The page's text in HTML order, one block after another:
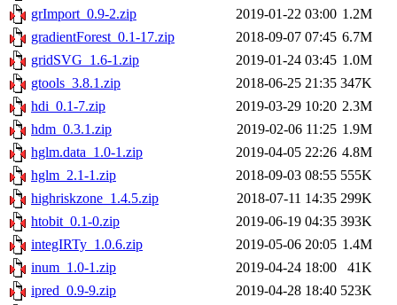
grImport_0.9-2.zip
2019-01-22 03:00 1.2M
gradientForest_0.1-17.zip
2018-09-07 07:45 6.7M
gridSVG_1.6-1.zip
2019-01-24 03:45 1.0M
gtools_3.8.1.zip
2018-06-25 21:35 347K
hdi_0.1-7.zip
2019-03-29 10:20 2.3M
hdm_0.3.1.zip
2019-02-06 11:25 1.9M
hglm.data_1.0-1.zip
2019-04-05 22:26 4.8M
hglm_2.1-1.zip
2018-09-03 08:55 555K
highriskzone_1.4.5.zip
2018-07-11 14:35 299K
htobit_0.1-0.zip
2019-06-19 04:35 393K
integIRTy_1.0.6.zip
2019-05-06 20:05 1.4M
inum_1.0-1.zip
2019-04-24 18:00
41K
ipred_0.9-9.zip
2019-04-28 18:40 523K